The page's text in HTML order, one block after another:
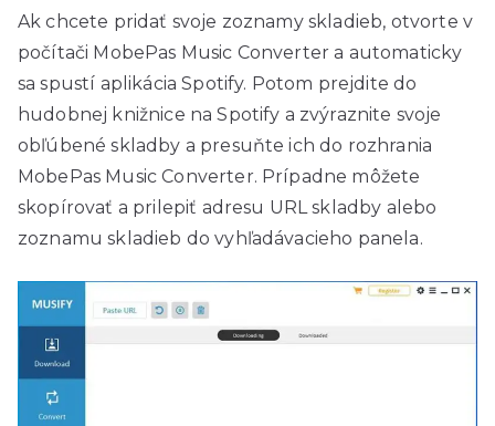
Ak chcete pridať svoje zoznamy skladieb, otvorte v
počítači MobePas Music Converter a automaticky
sa spustí aplikácia Spotify. Potom prejdite do
hudobnej knižnice na Spotify a zvýraznite svoje
obľúbené skladby a presuňte ich do rozhrania
MobePas Music Converter. Prípadne môžete
skopírovať a prilepiť adresu URL skladby alebo
zoznamu skladieb do vyhľadávacieho panela.